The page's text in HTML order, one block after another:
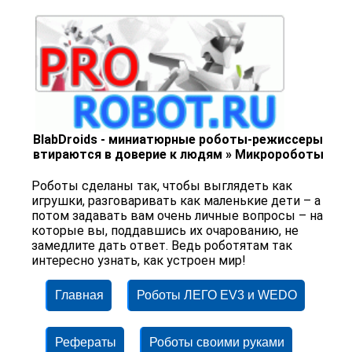
BlabDroids - миниатюрные роботы-режиссеры
втираются в доверие к людям » Микророботы
Роботы сделаны так, чтобы выглядеть как
игрушки, разговаривать как маленькие дети – а
потом задавать вам очень личные вопросы – на
которые вы, поддавшись их очарованию, не
замедлите дать ответ. Ведь роботятам так
интересно узнать, как устроен мир!
Главная Роботы ЛЕГО EV3 и WEDO
Рефераты Роботы своими руками